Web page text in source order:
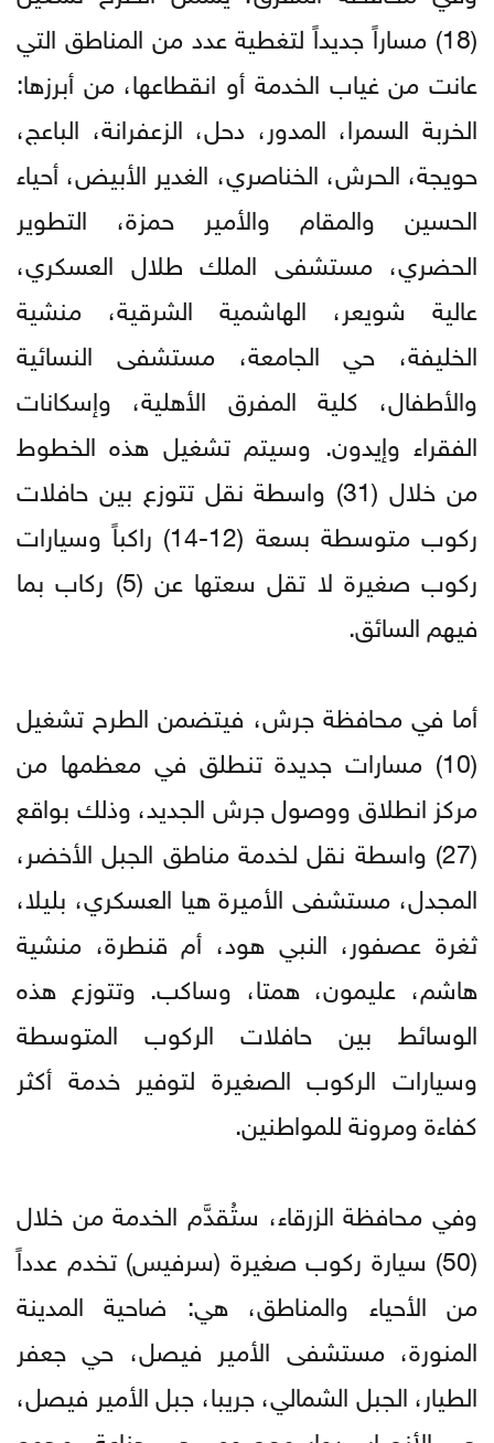
(18) مساراً جديداً لتغطية عدد من المناطق التي
عانت من غياب الخدمة أو انقطاعها، من أبرزها:
الخربة السمرا، المدور، دحل، الزعفرانة، الباعج،
حويجة، الحرش، الخناصري، الغدير الأبيض، أحياء
الحسين والمقام والأمير حمزة، التطوير
الحضري، مستشفى الملك طلال العسكري،
عالية شويعر، الهاشمية الشرقية، منشية
الخليفة، حي الجامعة، مستشفى النسائية
والأطفال، كلية المفرق الأهلية، وإسكانات
الفقراء وإيدون. وسيتم تشغيل هذه الخطوط
من خلال (31) واسطة نقل تتوزع بين حافلات
ركوب متوسطة بسعة (12-14) راكباً وسيارات
ركوب صغيرة لا تقل سعتها عن (5) ركاب بما
فيهم السائق.
أما في محافظة جرش، فيتضمن الطرح تشغيل
(10) مسارات جديدة تنطلق في معظمها من
مركز انطلاق ووصول جرش الجديد، وذلك بواقع
(27) واسطة نقل لخدمة مناطق الجبل الأخضر،
المجدل، مستشفى الأميرة هيا العسكري، بليلا،
ثغرة عصفور، النبي هود، أم قنطرة، منشية
هاشم، عليمون، همتا، وساكب. وتتوزع هذه
الوسائط بين حافلات الركوب المتوسطة
وسيارات الركوب الصغيرة لتوفير خدمة أكثر
كفاءة ومرونة للمواطنين.
وفي محافظة الزرقاء، ستُقدَّم الخدمة من خلال
(50) سيارة ركوب صغيرة (سرفيس) تخدم عدداً
من الأحياء والمناطق، هي: ضاحية المدينة
المنورة، مستشفى الأمير فيصل، حي جعفر
الطيار، الجبل الشمالي، جريبا، جبل الأمير فيصل،